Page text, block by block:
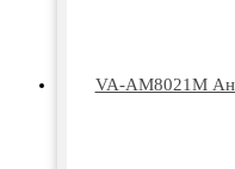
VA-AM8021M